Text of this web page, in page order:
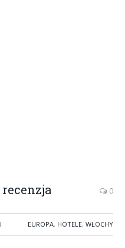
0
EUROPA, HOTELE, WŁOCHY